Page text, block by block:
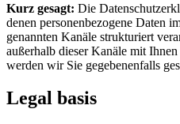
Kurz gesagt: Die
denen personenbezogene Daten
genannten Kanäle strukturiert
außerhalb dieser Kanäle mit
werden wir Sie gegebenenfalls
Legal basis